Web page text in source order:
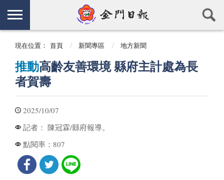
現在位置： 首頁 新聞專區 地方新聞
推動高齡友善環境 縣府主計處為長
者賀壽
2025/10/07
記者： 陳冠霖/縣府報導。
點閱率： 807